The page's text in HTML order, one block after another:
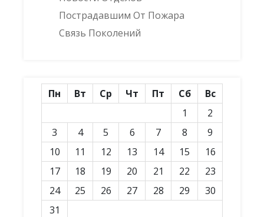
Пострадавшим От Пожара
Связь Поколений
Пн Вт Ср Чт Пт Сб
Вс
1
2
3
4 5 6 7 8
9
10
11 12 13 14 15
16
17
18 19 20 21 22
23
24
25 26 27 28 29
30
31